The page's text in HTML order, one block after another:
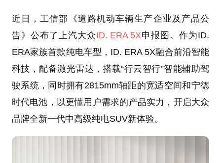
近日，工信部《道路机动车辆生产企业及产品公
告》公布了上汽大众ID. ERA 5X申报图。作为ID.
ERA家族首款纯电车型，ID. ERA 5X融合前沿智能
科技，配备激光雷达，搭载“行云智行”智能辅助驾
驶系统，同时拥有2815mm轴距的宽适空间和宁德
时代电池，以更懂用户需求的产品实力，开启大众
品牌全新一代中高级纯电SUV新体验。